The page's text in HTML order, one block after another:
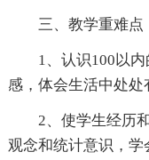
三、教学重难点
1、认识100以
感，体会生活中处处
2、使学生经历
观念和统计意识，学